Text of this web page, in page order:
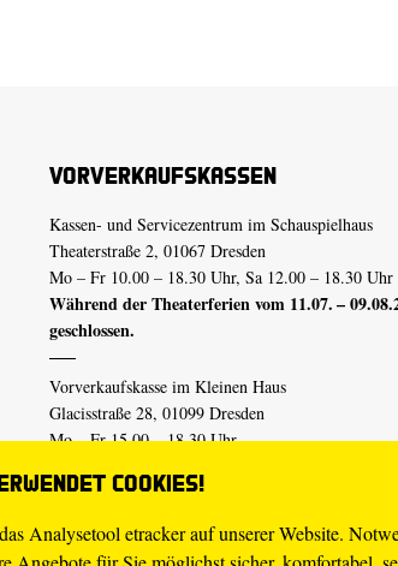
Cookies!
Analysetool etracker auf unserer Website.
Vorverkaufskassen
Kassen- und Servicezentrum im Schauspielhaus
Theaterstraße 2, 01067 Dresden
Mo – Fr 10.00 – 18.30 Uhr, Sa 12.00 – 18.30 Uhr
Während der Theaterferien vom 11.07. –
geschlossen.
Vorverkaufskasse im Kleinen Haus
Glacisstraße 28, 01099 Dresden
Mo – Fr 15.00 – 18.30 Uhr
geschlossen.